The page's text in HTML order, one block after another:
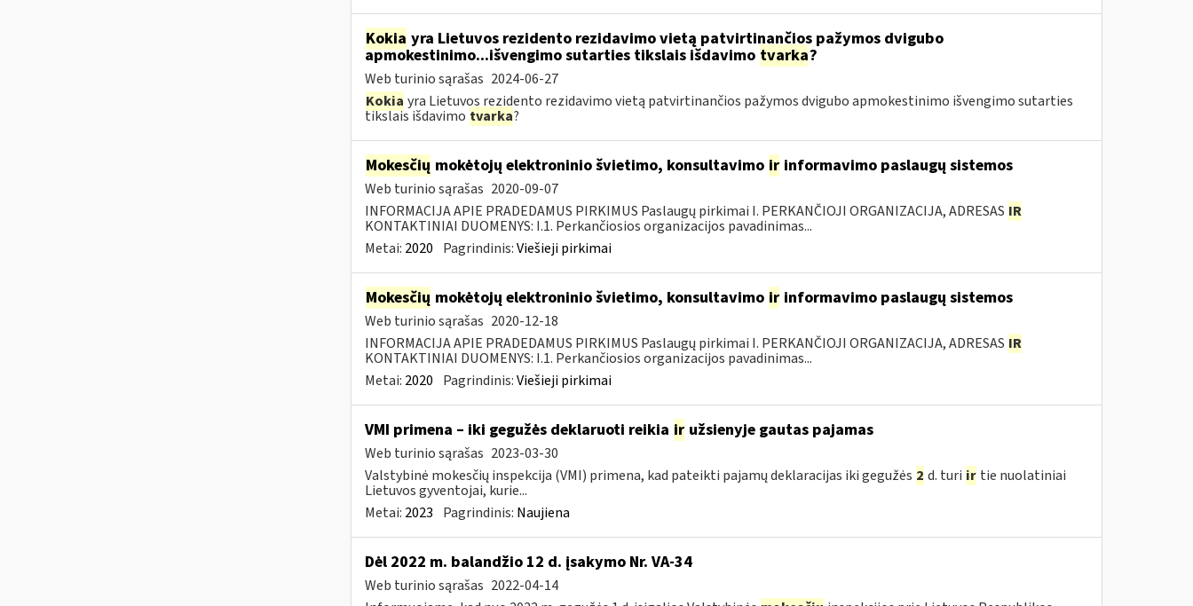
Kokia yra Lietuvos rezidento rezidavimo vietą patvirtinančios pažymos dvigubo
apmokestinimo...išvengimo sutarties tikslais išdavimo tvarka?
Web turinio sąrašas 2024-06-27
Kokia yra Lietuvos rezidento rezidavimo vietą patvirtinančios pažymos dvigubo apmokestinimo išvengimo sutarties
tikslais išdavimo tvarka?
Mokesčių mokėtojų elektroninio švietimo, konsultavimo irinformavimo paslaugų sistemos
Web turinio sąrašas 2020-09-07
INFORMACIJA APIE PRADEDAMUS PIRKIMUS Paslaugų pirkimai I. PERKANČIOJI ORGANIZACIJA, ADRESAS IR
KONTAKTINIAI DUOMENYS: I.1. Perkančiosios organizacijos pavadinimas...
Metai: 2020 Pagrindinis:Viešieji pirkimai
Mokesčių mokėtojų elektroninio švietimo, konsultavimo irinformavimo paslaugų sistemos
Web turinio sąrašas 2020-12-18
INFORMACIJA APIE PRADEDAMUS PIRKIMUS Paslaugų pirkimai I. PERKANČIOJI ORGANIZACIJA, ADRESAS IR
KONTAKTINIAI DUOMENYS: I.1. Perkančiosios organizacijos pavadinimas...
Metai: 2020 Pagrindinis:Viešieji pirkimai
VMI primena – iki gegužės deklaruoti reikia iružsienyje gautas pajamas
Web turinio sąrašas 2023-03-30
Valstybinė mokesčių inspekcija (VMI) primena, kad pateikti pajamų deklaracijas iki gegužės 2 d. turi ir tie nuolatiniai
Lietuvos gyventojai, kurie...
Metai: 2023 Pagrindinis: Naujiena
Dėl 2022 m. balandžio 12 d. įsakymo Nr. VA-34
Web turinio sąrašas 2022-04-14